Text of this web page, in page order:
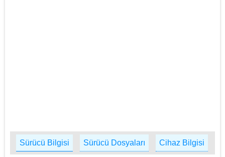
Sürücü Bilgisi Sürücü Dosyaları Cihaz Bilgisi